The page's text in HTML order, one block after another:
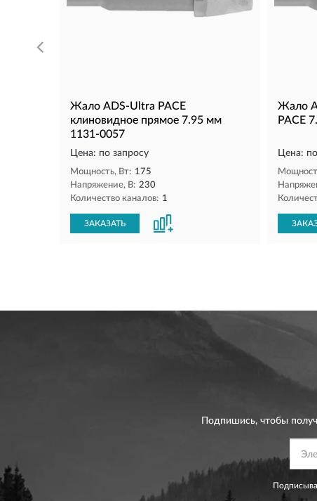
Жало ADS-Ultra PACE
клиновидное прямое 7.95 мм
1131-0057
Цена: по запросу
Мощность, Вт: 175
Напряжение, В: 230
Количество каналов: 1
ЗАКАЗАТЬ
Жало
PACE
Цена:
Подпишись, чтобы